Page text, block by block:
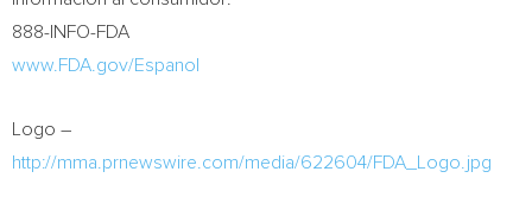
888-INFO-FDA
www.FDA.gov/Espanol
Logo –
http://mma.prnewswire.com/media/622604/FDA_Logo.jpg